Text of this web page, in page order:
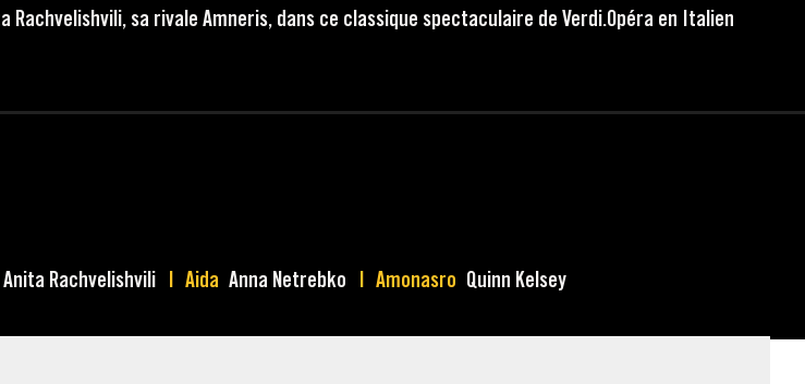
sa rivale Amneris, dans ce classique spectaculaire de Verdi.Opéra en Italien
Anita Rachvelishvili Aida Anna Netrebko Amonasro Quinn Kelsey